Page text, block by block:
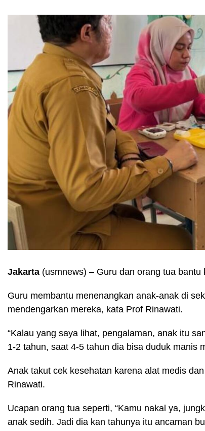
Jakarta (usmnews) – Guru dan orang tua
Guru membantu menenangkan anak-anak di
mendengarkan mereka, kata Prof Rinawati.
“Kalau yang saya lihat, pengalaman, anak itu
1-2 tahun, saat 4-5 tahun dia bisa duduk manis
Anak takut cek kesehatan karena alat medis
Rinawati.
Ucapan orang tua seperti, “Kamu nakal ya,
anak sedih. Jadi dia kan tahunya itu ancaman